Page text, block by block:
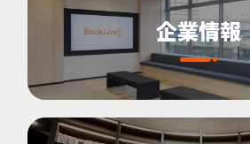
企業情報